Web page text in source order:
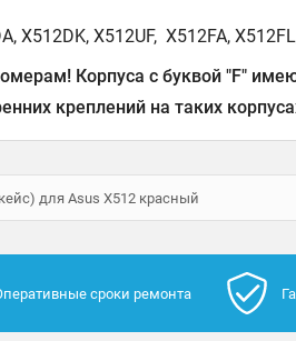
X512DK, X512UF, X512FA,
Корпуса с буквой "F"
креплений на таких
для Asus X512 красный
сроки ремонта